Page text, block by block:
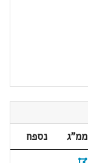
ממ"ג
נספח